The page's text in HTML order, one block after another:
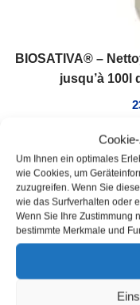
Um Ihnen ein optimales
wie Cookies, um
zuzugreifen. Wenn Sie
wie das Surfverhalten oder
Wenn Sie Ihre Zustimmung
bestimmte Merkmale und
BIOSATIVA® –
jusqu’à 100l
Délai de